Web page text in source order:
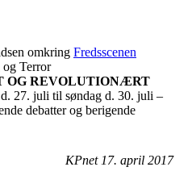
omkring Fredsscenen
Terror
OG REVOLUTIONÆRT
27. juli til søndag d. 30. juli –
debatter og berigende
KPnet 17. april 2017